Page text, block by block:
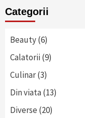
Categorii
Beauty(6)
Calatorii(9)
Culinar(3)
Din viata(13)
Diverse (20)